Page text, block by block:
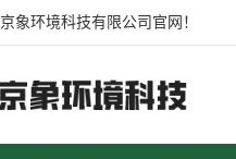
象环境科技有限公司官网！